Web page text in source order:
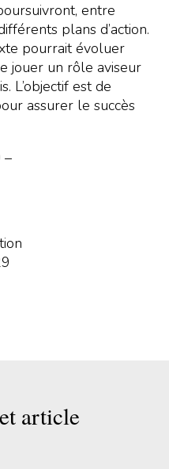
entre
plans d’action.
pourrait évoluer
jouer un rôle aviseur
L’objectif est de
assurer le succès
–
article